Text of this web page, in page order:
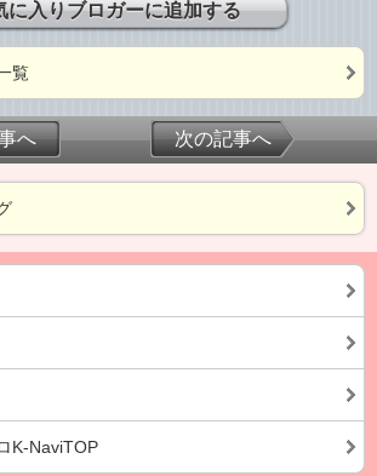
に入りブロガーに追加する
覧
へ 次の記事へ
K-NaviTOP